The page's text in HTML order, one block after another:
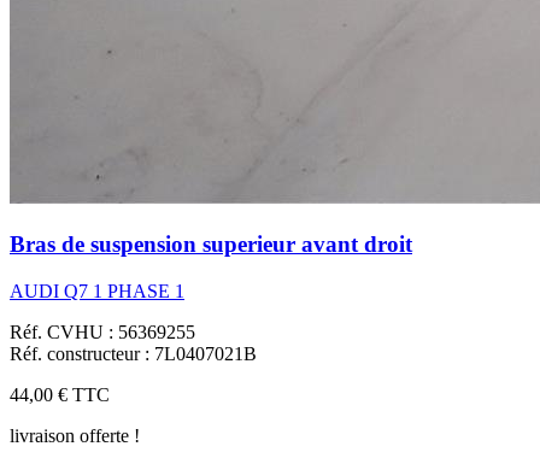
Bras de suspension superieur avant droit
AUDI Q7 1 PHASE 1
Réf. CVHU : 56369255
Réf. constructeur : 7L0407021B
44,00 € TTC
livraison offerte !